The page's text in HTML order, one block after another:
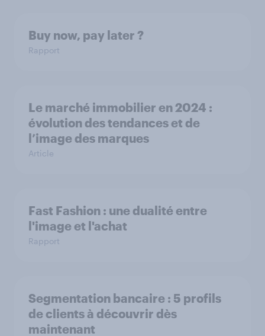
Buy now, pay later ?
Rapport
Le marché immobilier en 2024 :
évolution des tendances et de
l’image des marques
Article
Fast Fashion : une dualité entre
l'image et l'achat
Rapport
Segmentation bancaire : 5 profils
de clients à découvrir dès
maintenant